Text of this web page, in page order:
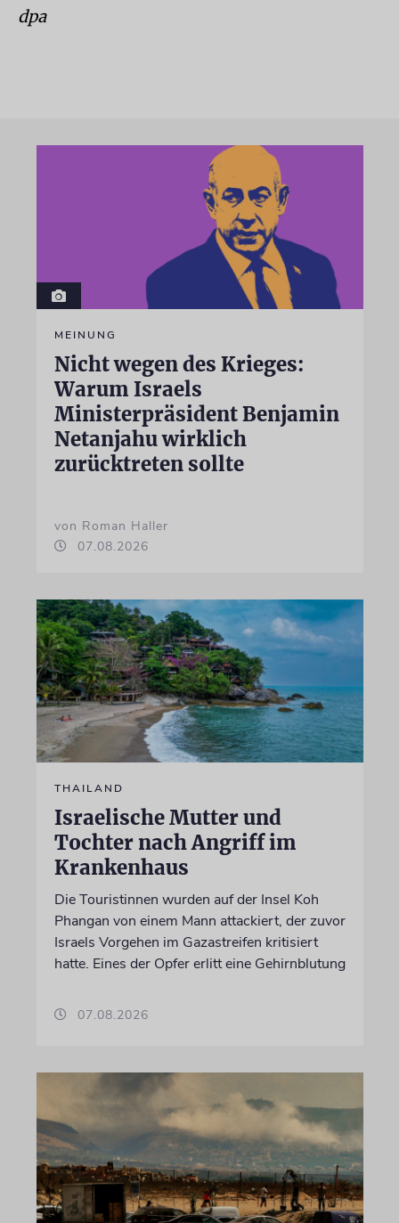
dpa
MEINUNG
Nicht wegen des Krieges:
Warum Israels
Ministerpräsident Benjamin
Netanjahu wirklich
zurücktreten sollte
von Roman Haller
07.08.2026
THAILAND
Israelische Mutter und
Tochter nach Angriff im
Krankenhaus
Die Touristinnen wurden auf der Insel Koh
Phangan von einem Mann attackiert, der zuvor
Israels Vorgehen im Gazastreifen kritisiert
hatte. Eines der Opfer erlitt eine Gehirnblutung
07.08.2026